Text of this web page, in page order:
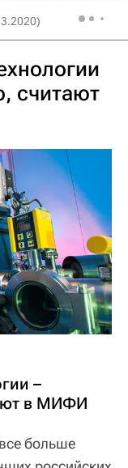
считают
–
в МИФИ
больше